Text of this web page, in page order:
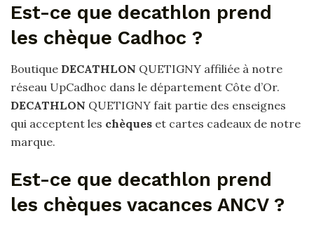
Est-ce que decathlon prend
les chèque Cadhoc ?
Boutique DECATHLON QUETIGNY affiliée à notre
réseau UpCadhoc dans le département Côte d’Or.
DECATHLON QUETIGNY fait partie des enseignes
qui acceptent les chèques et cartes cadeaux de notre
marque.
Est-ce que decathlon prend
les chèques vacances ANCV ?